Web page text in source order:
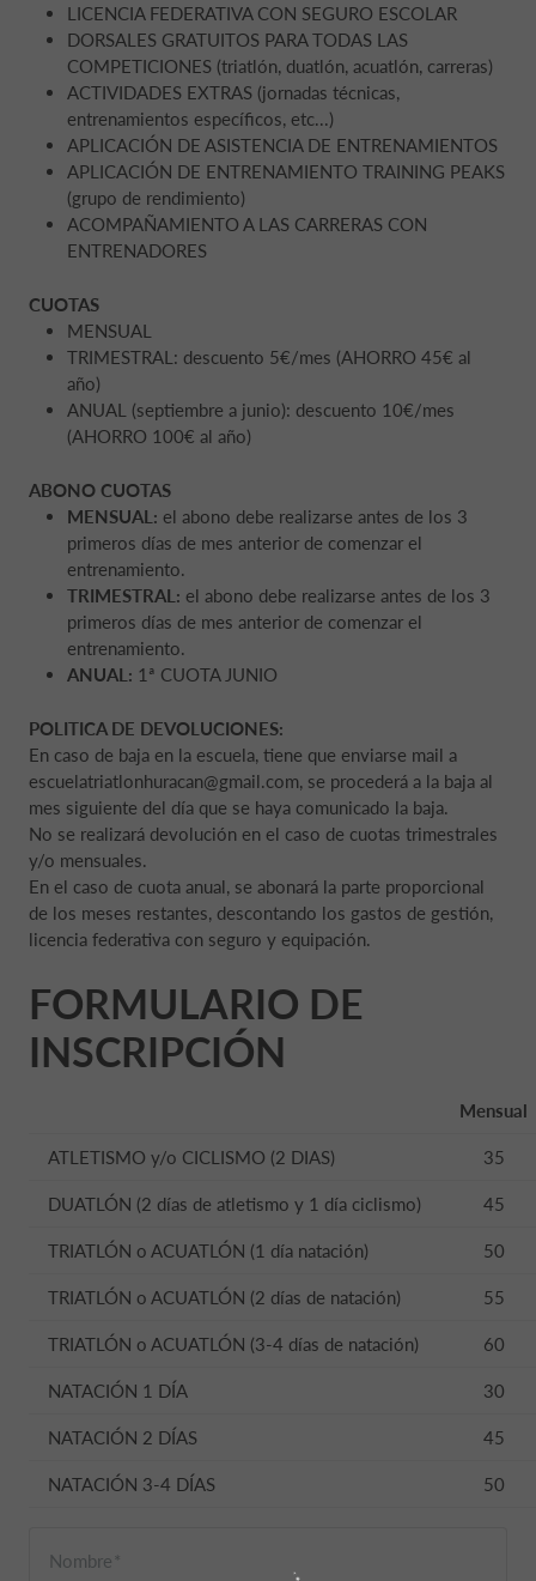
LICENCIA FEDERATIVA CON SEGURO ESCOLAR
DORSALES GRATUITOS PARA TODAS LAS
COMPETICIONES (triatlón, duatlón, acuatlón, carreras)
ACTIVIDADES EXTRAS (jornadas técnicas,
entrenamientos específicos, etc...)
APLICACIÓN DE ASISTENCIA DE ENTRENAMIENTOS
APLICACIÓN DE ENTRENAMIENTO TRAINING PEAKS
(grupo de rendimiento)
ACOMPAÑAMIENTO A LAS CARRERAS CON
ENTRENADORES
CUOTAS
MENSUAL
TRIMESTRAL: descuento 5€/mes (AHORRO 45€ al
año)
ANUAL (septiembre a junio): descuento 10€/mes
(AHORRO 100€ al año)
ABONO CUOTAS
MENSUAL: el abono debe realizarse antes de los 3
primeros días de mes anterior de comenzar el
entrenamiento.
TRIMESTRAL: el abono debe realizarse antes de los 3
primeros días de mes anterior de comenzar el
entrenamiento.
ANUAL: 1ª CUOTA JUNIO
POLITICA DE DEVOLUCIONES:
En caso de baja en la escuela, tiene que enviarse mail a
escuelatriatlonhuracan@gmail.com, se procederá a la baja al
mes siguiente del día que se haya comunicado la baja.
No se realizará devolución en el caso de cuotas trimestrales
y/o mensuales.
En el caso de cuota anual, se abonará la parte proporcional
de los meses restantes, descontando los gastos de gestión,
licencia federativa con seguro y equipación.
FORMULARIO DE
INSCRIPCIÓN
Mensual
ATLETISMO y/o CICLISMO (2 DIAS) 35
DUATLÓN (2 días de atletismo y 1 día ciclismo) 45
TRIATLÓN o ACUATLÓN (1 día natación) 50
TRIATLÓN o ACUATLÓN (2 días de natación) 55
TRIATLÓN o ACUATLÓN (3-4 días de natación) 60
NATACIÓN 1 DÍA 30
NATACIÓN 2 DÍAS 45
NATACIÓN 3-4 DÍAS 50
Nombre